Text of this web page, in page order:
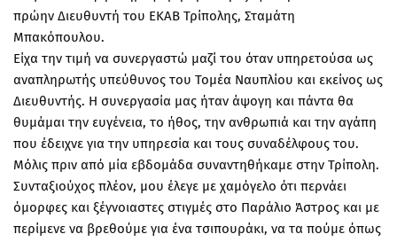
πρώην Διευθυντή του ΕΚΑΒ Τρίπολης, Σταμάτη
Μπακόπουλου.
Είχα την τιμή να συνεργαστώ μαζί του όταν υπηρετούσα ως
αναπληρωτής υπεύθυνος του Τομέα Ναυπλίου και εκείνος ως
Διευθυντής. Η συνεργασία μας ήταν άψογη και πάντα θα
θυμάμαι την ευγένεια, το ήθος, την ανθρωπιά και την αγάπη
που έδειχνε για την υπηρεσία και τους συναδέλφους του.
Μόλις πριν από μία εβδομάδα συναντηθήκαμε στην Τρίπολη.
Συνταξιούχος πλέον, μου έλεγε με χαμόγελο ότι περνάει
όμορφες και ξέγνοιαστες στιγμές στο Παράλιο Άστρος και με
περίμενε να βρεθούμε για ένα τσιπουράκι, να τα πούμε όπως